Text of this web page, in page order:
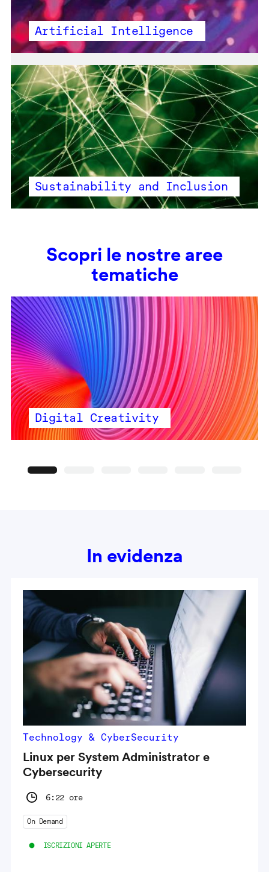
Artificial Intelligence
Sustainability and Inclusion
Scopri le nostre aree
tematiche
Digital Creativity
In evidenza
Technology & CyberSecurity
Linux per System Administrator e
Cybersecurity
6:22 ore
On Demand
ISCRIZIONI APERTE